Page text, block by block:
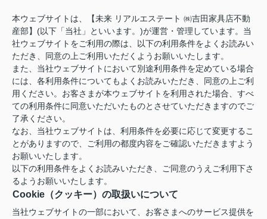
本ウェブサイトは、【未来 リアルエステート ㈱吉田家具店不動
産部】(以下「当社」といいます。)が運営・管理しています。当
社ウェブサイトをご利用の際は、以下の利用条件をよくお読みい
ただき、同意の上ご利用いただくようお願いいたします。
また、当社ウェブサイトにおいて別途利用条件を定めている場合
には、各利用条件についてもよくお読みいただき、同意の上ご利
用ください。お客さまが本ウェブサイトを利用された場合、すべ
ての利用条件に同意いただいたものとさせていただきますのでご
了承ください。
なお、当社ウェブサイトは、利用条件を必要に応じて変更するこ
とがありますので、ご利用の都度内容をご確認いただきますよう
お願いいたします。
以下の利用条件をよくお読みいただき、ご同意のうえご利用下さ
るようお願いいたします。
Cookie（クッキー）の取扱いについて
当社ウェブサイトの一部において、お客さまへのサービス提供を